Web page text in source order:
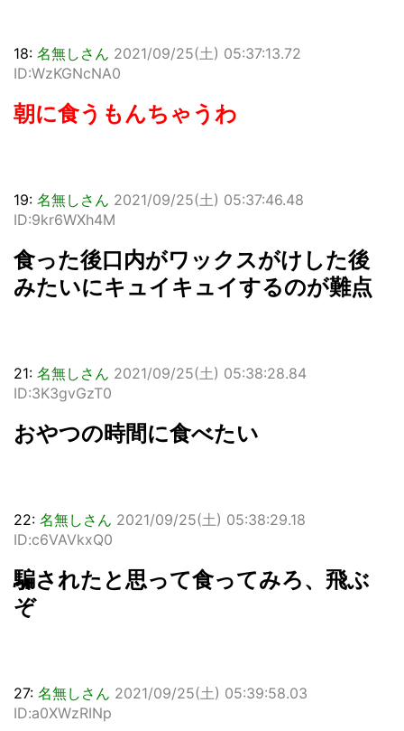
18: 名無しさん 2021/09/25(土) 05:37:13.72
ID:WzKGNcNA0
朝に食うもんちゃうわ
19: 名無しさん 2021/09/25(土) 05:37:46.48
ID:9kr6WXh4M
食った後口内がワックスがけした後
みたいにキュイキュイするのが難点
21: 名無しさん 2021/09/25(土) 05:38:28.84
ID:3K3gvGzT0
おやつの時間に食べたい
22: 名無しさん 2021/09/25(土) 05:38:29.18
ID:c6VAVkxQ0
騙されたと思って食ってみろ、飛ぶ
ぞ
27: 名無しさん 2021/09/25(土) 05:39:58.03
ID:a0XWzRINp